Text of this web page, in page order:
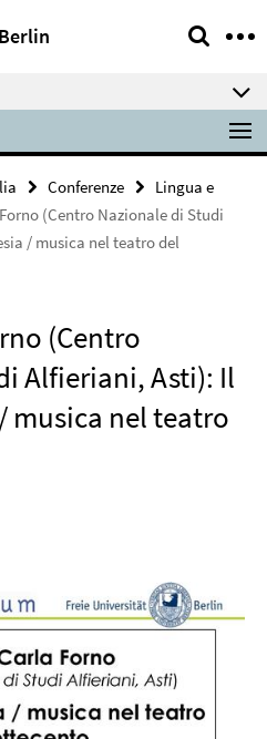
Conferenze
Lingua e
(Centro Nazionale di Studi
/ musica nel teatro del
(Centro
Alfieriani, Asti): Il
musica nel teatro